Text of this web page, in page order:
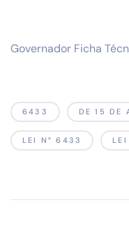
Governador Ficha
6433 DE 15 DE
LEI N° 6433 LEI